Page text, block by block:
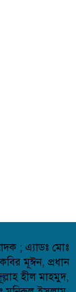
; এ্যাডঃ মোঃ
মূঈন, প্রধান
হীল মাহমুদ,